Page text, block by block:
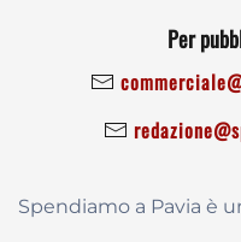
Per
Spendiamo a Pavia è